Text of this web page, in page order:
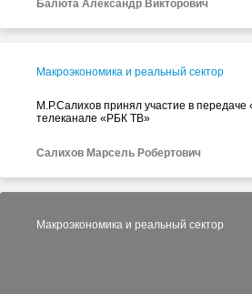
Балюта Александр Викторович
Макроэкономика и реальный сектор
М.Р.Салихов принял участие в передаче
телеканале «РБК ТВ»
Салихов Марсель Робертович
Макроэкономика и реальный сектор